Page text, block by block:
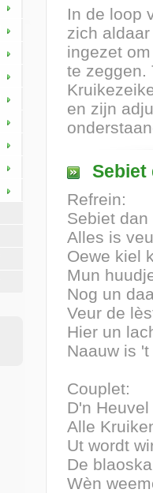
In de loop
zich
ingezet
te zeggen.
en zijn
Sebiet
Refrein:
Sebiet
Alles is
Oewe kiel
Mun
Nog un
Veur de
Hier un
Naauw is
Couplet:
D'n
Alle
Ut wordt
De
Wèn